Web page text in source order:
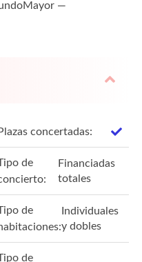
—
Plazas concertadas:
de
Financiadas
totales
de
Individuales
y dobles
de